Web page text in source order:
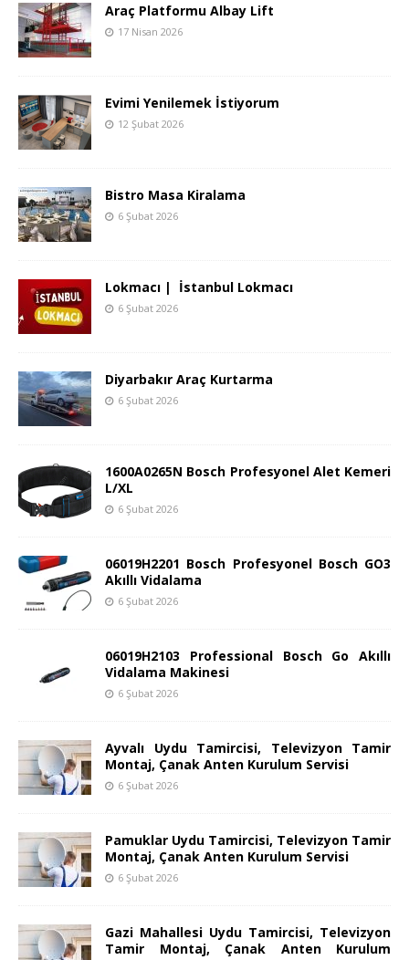
Araç Platformu Albay Lift
17 Nisan 2026
Evimi Yenilemek İstiyorum
12 Şubat 2026
Bistro Masa Kiralama
6 Şubat 2026
Lokmacı | İstanbul Lokmacı
6 Şubat 2026
Diyarbakır Araç Kurtarma
6 Şubat 2026
1600A0265N Bosch Profesyonel Alet Kemeri
L/XL
6 Şubat 2026
06019H2201 Bosch Profesyonel Bosch GO3
Akıllı Vidalama
6 Şubat 2026
06019H2103 Professional Bosch Go Akıllı
Vidalama Makinesi
6 Şubat 2026
Ayvalı Uydu Tamircisi, Televizyon Tamir
Montaj, Çanak Anten Kurulum Servisi
6 Şubat 2026
Pamuklar Uydu Tamircisi, Televizyon Tamir
Montaj, Çanak Anten Kurulum Servisi
6 Şubat 2026
Gazi Mahallesi Uydu Tamircisi, Televizyon
Tamir Montaj, Çanak Anten Kurulum